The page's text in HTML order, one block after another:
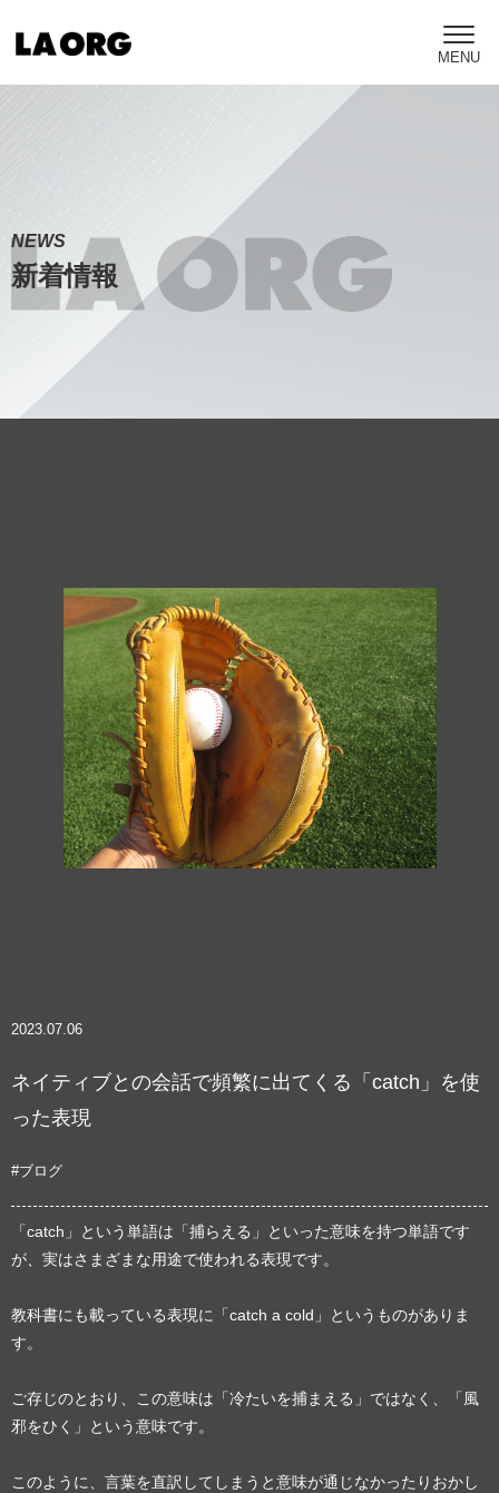
NEWS
新着情報
2023.07.06
ネイティブとの会話で頻繁に出てくる「catch」を使
った表現
#ブログ
「catch」という単語は「捕らえる」といった意味を持つ単語です
が、実はさまざまな用途で使われる表現です。
教科書にも載っている表現に「catch a cold」というものがありま
す。
ご存じのとおり、この意味は「冷たいを捕まえる」ではなく、「風
邪をひく」という意味です。
このように、言葉を直訳してしまうと意味が通じなかったりおかし